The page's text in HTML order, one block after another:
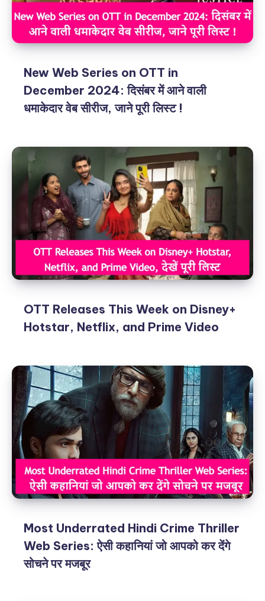
New Web Series on OTT in
December 2024: दिसंबर में आने वाली
धमाकेदार वेब सीरीज, जाने पूरी लिस्ट !
OTT Releases This Week on Disney+
Hotstar, Netflix, and Prime Video
Most Underrated Hindi Crime Thriller
Web Series: ऐसी कहानियां जो आपको कर देंगे
सोचने पर मजबूर